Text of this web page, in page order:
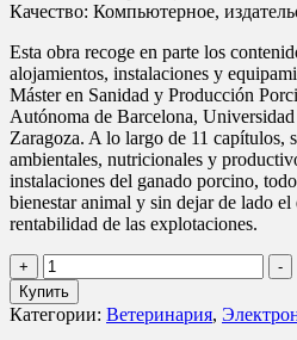
Качество: Компьютерное,
Esta obra recoge en parte los
alojamientos, instalaciones y
Máster en Sanidad y Producción
Autónoma de Barcelona,
Zaragoza. A lo largo de 11 capítulos,
ambientales, nutricionales y
instalaciones del ganado porcino,
bienestar animal y sin dejar de lado
rentabilidad de las explotaciones.
+
Количество
товара
Fernando
Forcada
-
Купить
Категории: Ветеринария,